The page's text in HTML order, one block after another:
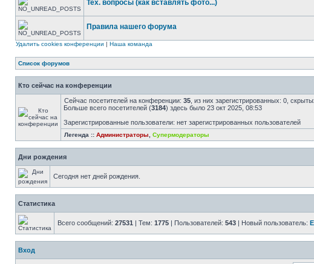
Тех. вопросы (как вставлять фото...)
Правила нашего форума
Удалить cookies конференции | Наша команда
Список форумов
Кто сейчас на конференции
Сейчас посетителей на конференции: 35 , из них зарегистрированных: 0,
Больше всего посетителей (3184) здесь было 23 окт 2025, 08:53
Зарегистрированные пользователи: нет зарегистрированных пользователей
Легенда :: Администраторы Супермодераторы
Дни рождения
Сегодня нет дней рождения.
Статистика
Всего сообщений: 27531 | Тем: 1775 | Пользователей: 543 | Новый пользователь:
Вход